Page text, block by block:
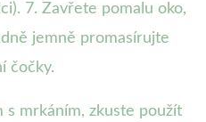
7. Zavřete pomalu oko,
jemně promasírujte
čočky.
s mrkáním, zkuste použít